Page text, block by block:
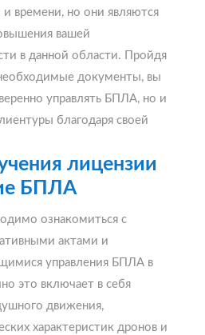
времени, но они являются
вашей
в данной области. Пройдя
документы, вы
управлять БПЛА, но и
благодаря своей
лицензии
БПЛА
ознакомиться с
актами и
управления БПЛА в
это включает в себя
движения,
характеристик дронов и